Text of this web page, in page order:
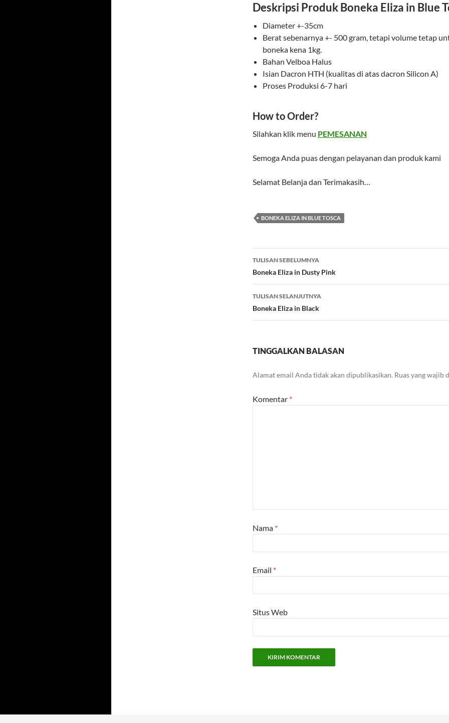
Deskripsi Produk Boneka Eliza in Blue
Diameter +-35cm
Berat sebenarnya +- 500 gram, tetapi volume tetap
boneka kena 1kg.
Bahan Velboa Halus
Isian Dacron HTH (kualitas di atas dacron Silicon A)
Proses Produksi 6-7 hari
How to Order?
Silahkan klik menu PEMESANAN
Semoga Anda puas dengan pelayanan dan produk kami
Selamat Belanja dan Terimakasih…
BONEKA ELIZA IN BLUE TOSCA
Navigasi
Tulisan
TULISAN SEBELUMNYA
Boneka Eliza in Dusty Pink
TULISAN SELANJUTNYA
Boneka Eliza in Black
TINGGALKAN BALASAN
Alamat email Anda tidak akan dipublikasikan. Ruas yang wajib
Komentar *
Nama *
Email *
Situs Web